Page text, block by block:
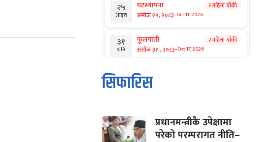
२५
आइत
घटस्थापना
असोज २५, २०८३-Oct 11, 2026
२ महिना बाँकी
३१
शनि
फूलपाती
असोज ३१ , २०८३-Oct 17, 2026
२ महिना बाँकी
१
आइत
कार्तिक सङ्क्रान्ति
कार्तिक १, २०८३
मंगल कार्तिक ३, २०८३-Oct 20, 2026
सिफारिस
प्रधानमन्त्रीकै उपेक्षामा
परेको परम्परागत नीति–